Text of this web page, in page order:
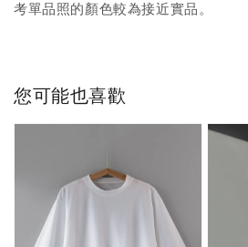
考單品照的顏色較為接近實品。
您可能也喜歡